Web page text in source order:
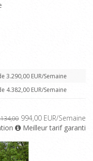
3.290,00 EUR/Semaine
4.382,00 EUR/Semaine
994,00 EUR/Semaine
Meilleur tarif garanti